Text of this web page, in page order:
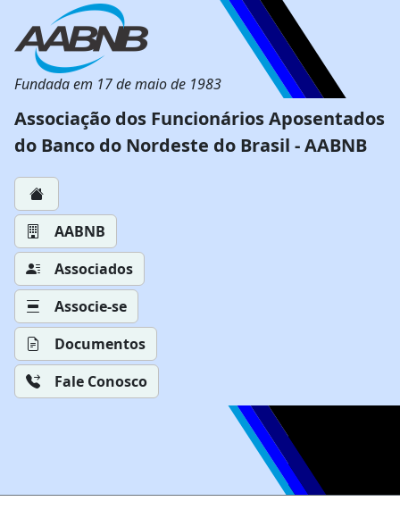
Fundada em 17 de maio de 1983
Associação dos Funcionários Aposentados
do Banco do Nordeste do Brasil - AABNB
AABNB
Associados
Associe-se
Documentos
Fale Conosco